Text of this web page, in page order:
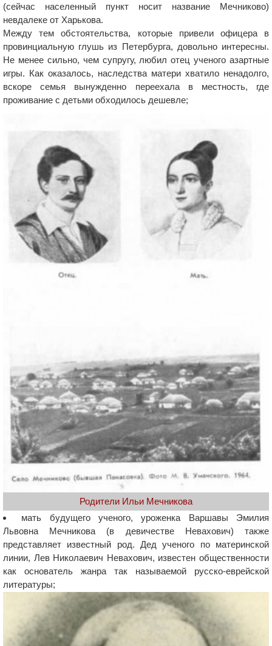
(сейчас населенный пункт носит название Мечниково)
невдалеке от Харькова.
Между тем обстоятельства, которые привели офицера в
провинциальную глушь из Петербурга, довольно интересны.
Не менее сильно, чем супругу, любил отец ученого азартные
игры. Как оказалось, наследства матери хватило ненадолго,
вскоре семья вынужденно переехала в местность, где
проживание с детьми обходилось дешевле;
Родители Ильи Мечникова
мать будущего ученого, уроженка Варшавы Эмилия
Львовна Мечникова (в девичестве Невахович) также
представляет известный род. Дед ученого по материнской
линии, Лев Николаевич Невахович, известен общественности
как основатель жанра так называемой русско-еврейской
литературы;